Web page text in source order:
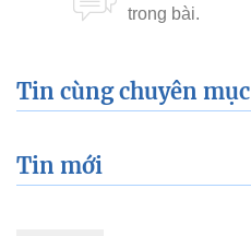
Tin cùng chuyên mục
Tin mới